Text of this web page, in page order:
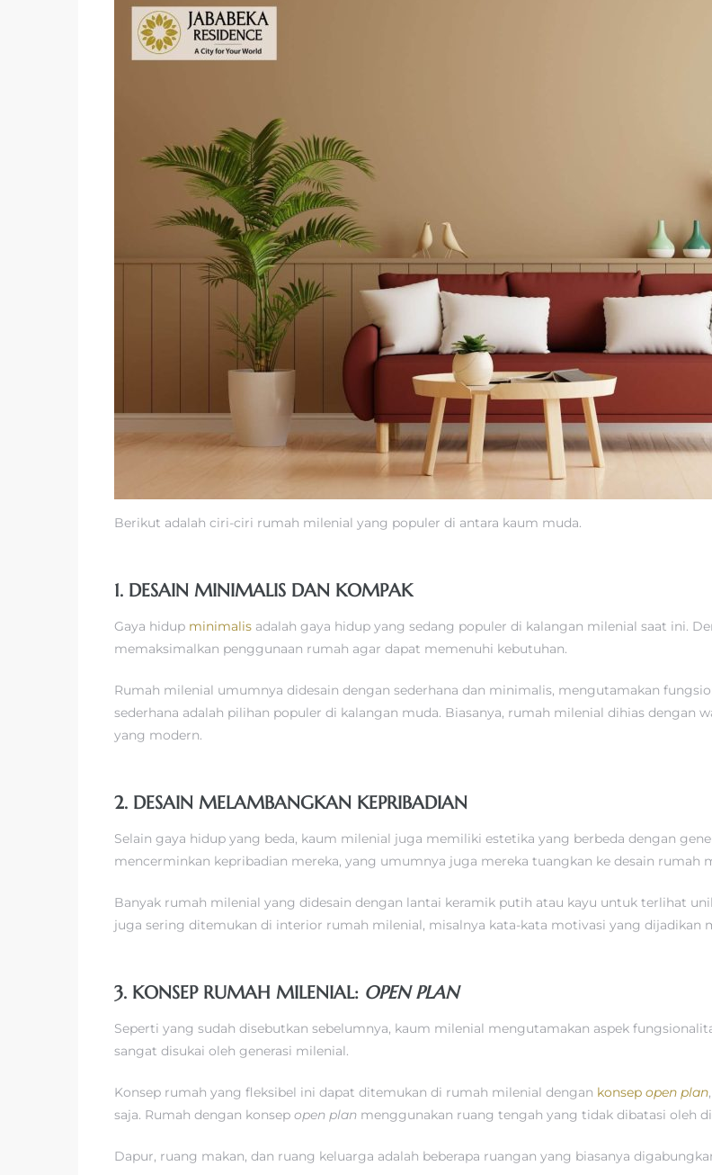
Berikut adalah ciri-ciri rumah milenial yang populer di antara kaum muda.
1. DESAIN MINIMALIS DAN KOMPAK
Gaya hidup minimalis adalah gaya hidup yang sedang populer di kalangan milenial saat ini.
memaksimalkan penggunaan rumah agar dapat memenuhi kebutuhan.
Rumah milenial umumnya didesain dengan sederhana dan minimalis, mengutamakan
sederhana adalah pilihan populer di kalangan muda. Biasanya, rumah milenial dihias dengan
yang modern.
2. DESAIN MELAMBANGKAN KEPRIBADIAN
Selain gaya hidup yang beda, kaum milenial juga memiliki estetika yang berbeda dengan
mencerminkan kepribadian mereka, yang umumnya juga mereka tuangkan ke desain rumah
Banyak rumah milenial yang didesain dengan lantai keramik putih atau kayu untuk terlihat
juga sering ditemukan di interior rumah milenial, misalnya kata-kata motivasi yang
3. KONSEP RUMAH MILENIAL: OPEN PLAN
Seperti yang sudah disebutkan sebelumnya, kaum milenial mengutamakan aspek
sangat disukai oleh generasi milenial.
Konsep rumah yang fleksibel ini dapat ditemukan di rumah milenial dengan konsep open plan
saja. Rumah dengan konsep open plan menggunakan ruang tengah yang tidak dibatasi oleh
Dapur, ruang makan, dan ruang keluarga adalah beberapa ruangan yang biasanya